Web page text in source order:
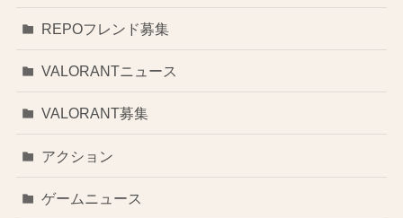
REPOフレンド募集
VALORANTニュース
VALORANT募集
アクション
ゲームニュース